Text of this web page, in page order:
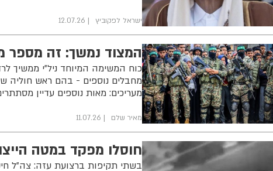
ישראל לפקוביץ 12.07.26
המצוד נמשך: זה מספר
מעריכים: מאות נוספים עדיין
מאיר שלם 11.07.26
חוסלו מפקד במטה
בשתי תקיפות ברצועת עזה: צה"ל